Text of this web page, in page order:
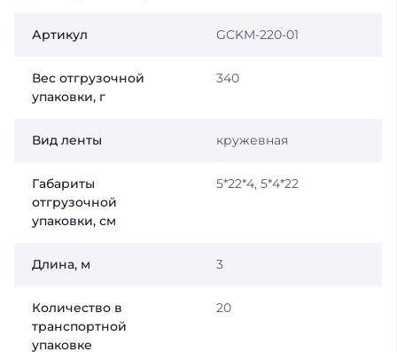
Артикул GCKM-220-01
Вес отгрузочной
упаковки, г
340
Вид ленты кружевная
Габариты
отгрузочной
упаковки, см
5*22*4, 5*4*22
Длина, м 3
Количество в
транспортной
упаковке
20